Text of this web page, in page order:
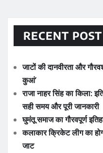
RECENT POST
जाटों की दानवीरता और
कुआं’
राजा नाहर सिंह का किला:
सही समय और पूरी जानकारी
घुमंतू समाज का गौरवपूर्ण
कलाकार क्रिकेट लीग का
जाट